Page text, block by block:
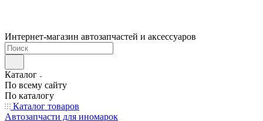
Интернет-магазин автозапчастей и аксессуаров
Каталог
По всему сайту
По каталогу
Каталог товаров
Автозапчасти для иномарок